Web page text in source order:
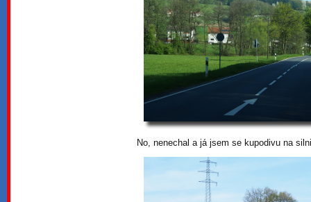
No, nenechal a já jsem se kupodivu na